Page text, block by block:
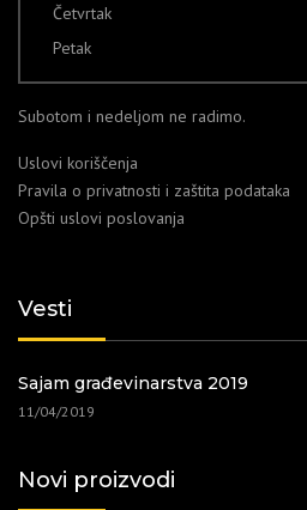
Četvrtak
Petak
Subotom i nedeljom ne radimo.
Uslovi koriščenja
Pravila o privatnosti i zaštita podataka
Opšti uslovi poslovanja
Vesti
Sajam građevinarstva 2019
11/04/2019
Novi proizvodi